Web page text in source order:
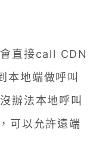
直接call CDN
本地端做呼叫
辦法本地呼叫
可以允許遠端